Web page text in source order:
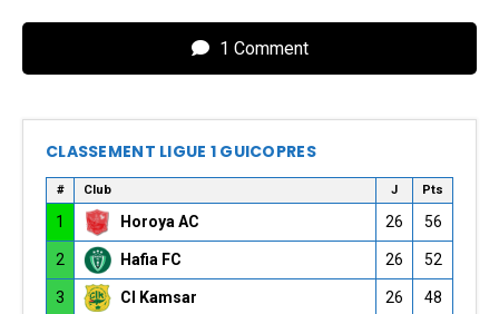
1 Comment
CLASSEMENT LIGUE 1 GUICOPRES
# Club J Pts
1 Horoya AC 26 56
2 Hafia FC 26 52
3 CI Kamsar 26 48